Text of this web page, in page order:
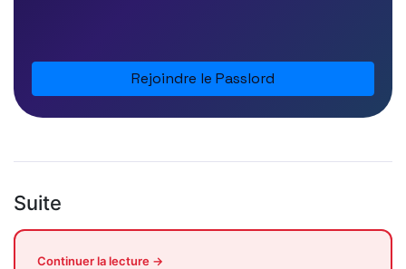
Rejoindre le Passlord
Suite
Continuer la lecture →